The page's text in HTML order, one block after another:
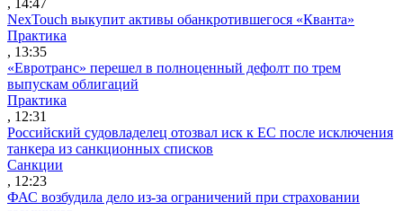
NexTouch выкупит активы обанкротившегося «Кванта»
Практика
, 13:35
«Евротранс» перешел в полноценный дефолт по трем
выпускам облигаций
Практика
, 12:31
Российский судовладелец отозвал иск к ЕС после исключения
танкера из санкционных списков
Санкции
, 12:23
ФАС возбудила дело из-за ограничений при страховании